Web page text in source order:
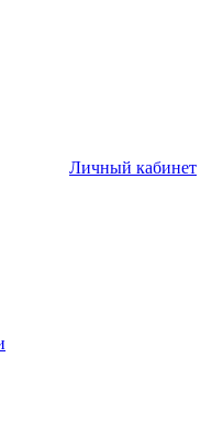
Личный кабинет